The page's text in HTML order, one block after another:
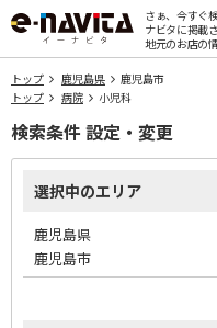
さぁ、今すぐ
ナビタに掲載
地元のお店の
トップ 鹿児島県
鹿児島市
トップ
病院 小児科
検索条件 設定・変更
選択中のエリア
鹿児島県
鹿児島市